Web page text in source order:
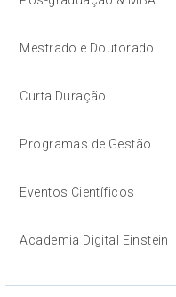
Mestrado e Doutorado
Curta Duração
Programas de Gestão
Eventos Científicos
Academia Digital Einstein